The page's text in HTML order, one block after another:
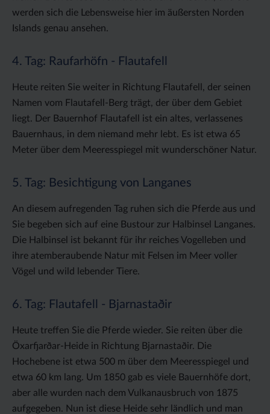
werden sich die Lebensweise hier im äußersten Norden
Islands genau ansehen.
4. Tag: Raufarhöfn - Flautafell
Heute reiten Sie weiter in Richtung Flautafell, der seinen
Namen vom Flautafell-Berg trägt, der über dem Gebiet
liegt. Der Bauernhof Flautafell ist ein altes, verlassenes
Bauernhaus, in dem niemand mehr lebt. Es ist etwa 65
Meter über dem Meeresspiegel mit wunderschöner Natur.
5. Tag: Besichtigung von Langanes
An diesem aufregenden Tag ruhen sich die Pferde aus und
Sie begeben sich auf eine Bustour zur Halbinsel Langanes.
Die Halbinsel ist bekannt für ihr reiches Vogelleben und
ihre atemberaubende Natur mit Felsen im Meer voller
Vögel und wild lebender Tiere.
6. Tag: Flautafell - Bjarnastaðir
Heute treffen Sie die Pferde wieder. Sie reiten über die
Öxarfjarðar-Heide in Richtung Bjarnastaðir. Die
Hochebene ist etwa 500 m über dem Meeresspiegel und
etwa 60 km lang. Um 1850 gab es viele Bauernhöfe dort,
aber alle wurden nach dem Vulkanausbruch von 1875
aufgegeben. Nun ist diese Heide sehr ländlich und man